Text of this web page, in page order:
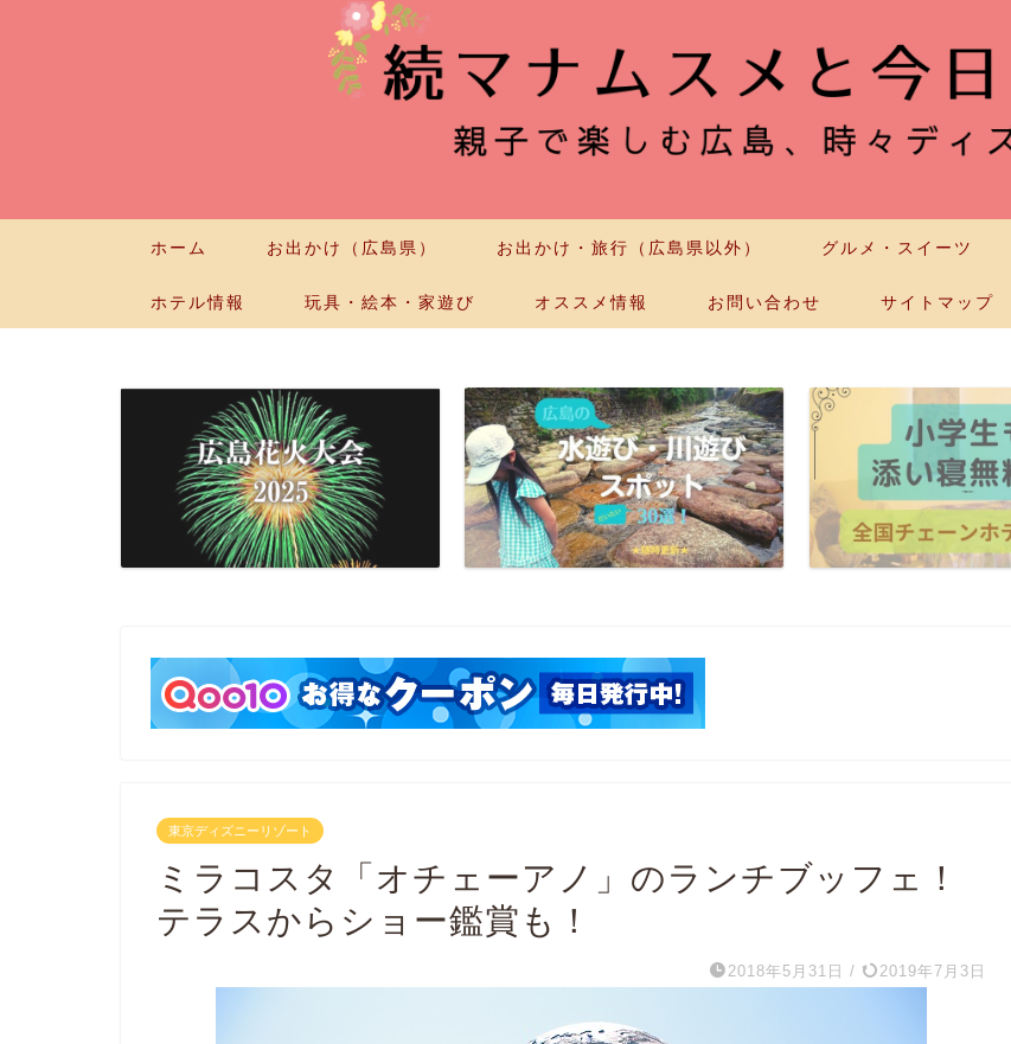
ホーム お出かけ（広島県） お出かけ・旅行（広島県以外） グルメ・スイーツ
ホテル情報 玩具・絵本・家遊び オススメ情報 お問い合わせ サイトマップ
東京ディズニーリゾート
ミラコスタ「オチェーアノ」のランチブッフェ！
テラスからショー鑑賞も！
2018年5月31日 / 2019年7月3日